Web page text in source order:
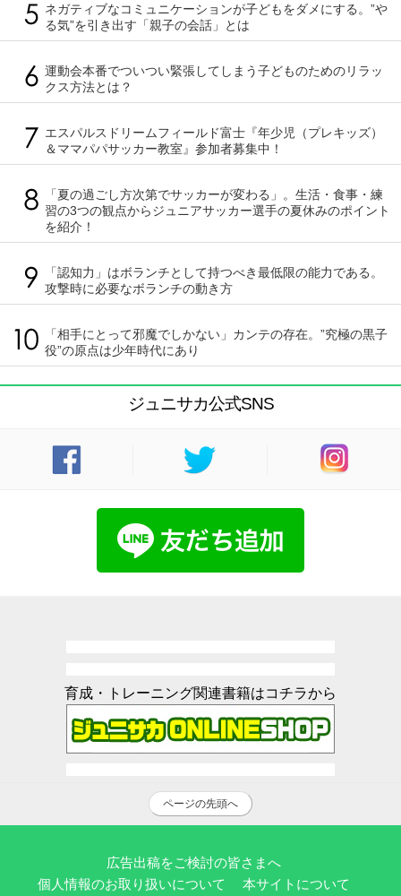
ネガティブなコミュニケーションが子どもをダメにする。”や
る気”を引き出す「親子の会話」とは
運動会本番でついつい緊張してしまう子どものためのリラッ
クス方法とは？
エスパルスドリームフィールド富士『年少児（プレキッズ）
＆ママパパサッカー教室』参加者募集中！
「夏の過ごし方次第でサッカーが変わる」。生活・食事・練
習の3つの観点からジュニアサッカー選手の夏休みのポイント
を紹介！
「認知力」はボランチとして持つべき最低限の能力である。
攻撃時に必要なボランチの動き方
「相手にとって邪魔でしかない」カンテの存在。”究極の黒子
役”の原点は少年時代にあり
ジュニサカ公式SNS
育成・トレーニング関連書籍はコチラから
ページの先頭へ
広告出稿をご検討の皆さまへ
個人情報のお取り扱いについて
本サイトについて